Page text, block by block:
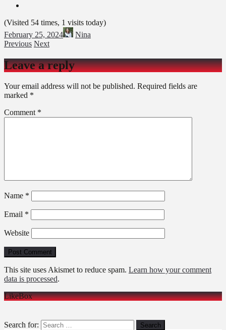
(Visited 54 times, 1 visits today)
February 25, 2024
Nina
Previous Next
Leave a reply
Your email address will not be published. Required fields are
marked *
Comment *
Name *
Email *
Website
This site uses Akismet to reduce spam. Learn how your comment
data is processed.
LikeBox
Search for: